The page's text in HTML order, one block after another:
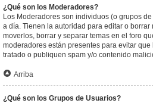
¿Qué son los Moderadores?
Los Moderadores son individuos (o grupos
a día. Tienen la autoridad para editar o
moverlos, borrar y separar temas en el foro
moderadores están presentes para evitar
tratado o publiquen spam y/o contenido
Arriba
¿Qué son los Grupos de Usuarios?